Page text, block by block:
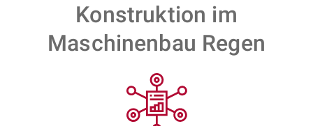
Konstruktion im
Maschinenbau Regen